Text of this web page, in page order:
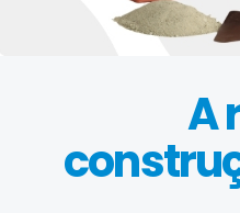
A